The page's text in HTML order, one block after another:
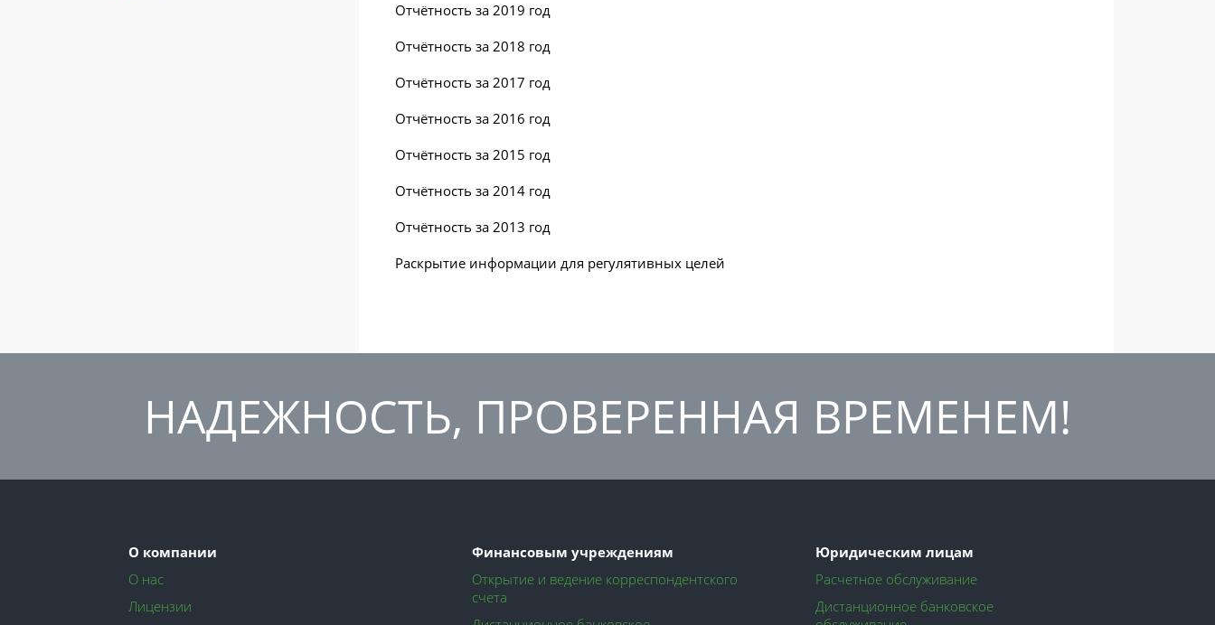
Отчётность за 2019 год
Отчётность за 2018 год
Отчётность за 2017 год
Отчётность за 2016 год
Отчётность за 2015 год
Отчётность за 2014 год
Отчётность за 2013 год
Раскрытие информации для регулятивных целей
НАДЕЖНОСТЬ, ПРОВЕРЕННАЯ ВРЕМЕНЕМ!
О компании
О нас
Лицензии
Финансовым учреждениям
Открытие и ведение корреспондентского
счета
Юридическим лицам
Расчетное обслуживание
Дистанционное банковское